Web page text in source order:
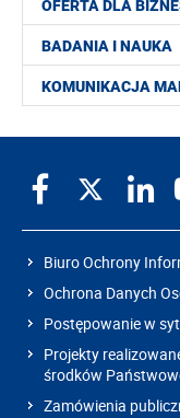
OFERTA DLA
BADANIA I NAUKA
KOMUNIKACJA
Biuro Ochrony
Ochrona Danych
Postępowanie w
Projekty
środków
Zamówienia